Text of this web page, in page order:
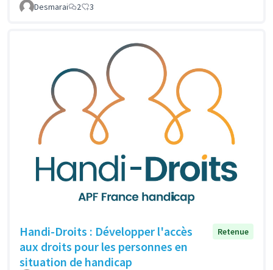
Desmarai 2 3
Handi-Droits : Développer l'accès
aux droits pour les personnes en
situation de handicap
Retenue